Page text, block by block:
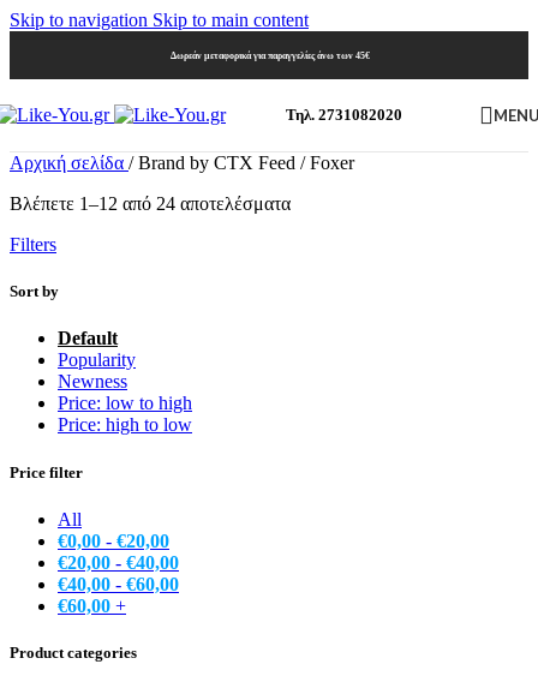
Skip to navigation Skip to main content
Δωρεάν μεταφορικά για παραγγελίες άνω των 45€
Τηλ. 2731082020
Αρχική σελίδα / Brand by CTX Feed / Foxer
Βλέπετε 1–12 από 24 αποτελέσματα
Filters
Sort by
Default
Popularity
Newness
Price: low to high
Price: high to low
Price filter
All
€0,00 - €20,00
€20,00 - €40,00
€40,00 - €60,00
€60,00 +
Product categories